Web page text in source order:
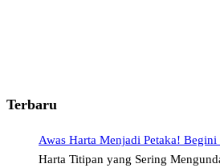
Terbaru
Awas Harta Menjadi Petaka! Begini
Harta Titipan yang Sering